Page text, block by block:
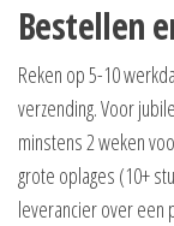
Bestellen
Reken op 5-10
verzending. Voor
minstens 2 weken
grote oplages (10+
leverancier over